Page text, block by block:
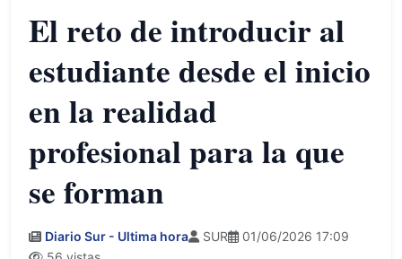
El reto de introducir al
estudiante desde el inicio
en la realidad
profesional para la que
se forman
Diario Sur - Ultima hora SUR
01/06/2026 17:09